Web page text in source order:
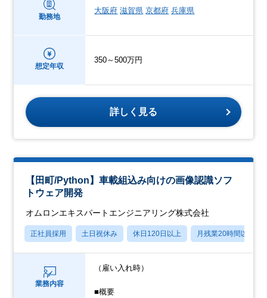
勤務地
大阪府 滋賀県 京都府 兵庫県
想定年収
350～500万円
詳しく見る
【田町/Python】車載組込み向けの画像認識ソフ
トウェア開発
オムロンエキスパートエンジニアリング株式会社
正社員採用 土日祝休み 休日120日以上 月残業20時間以内
業務内容
（雇い入れ時）
■概要